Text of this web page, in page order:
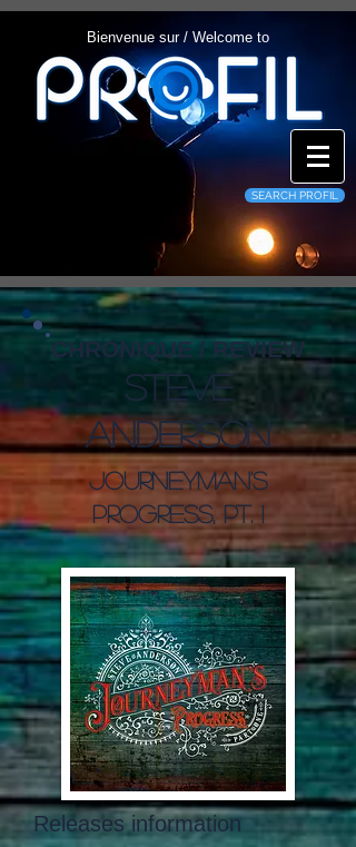
Bienvenue sur / Welcome to
SEARCH PROFIL
CHRONIQUE / REVIEW
Steve
Anderson
Journeyman's
Progress, Pt. 1
Releases information